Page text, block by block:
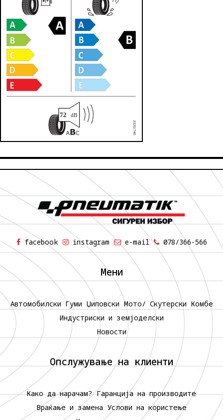
facebook instagram e-mail 078/366-566
Мени
Автомобилски Гуми Џиповски Мото/ Скутерски Комбе
Индустриски и земјоделски
Новости
Опслужување на клиенти
Како да нарачам? Гаранција на производите
Враќање и замена Услови на користење